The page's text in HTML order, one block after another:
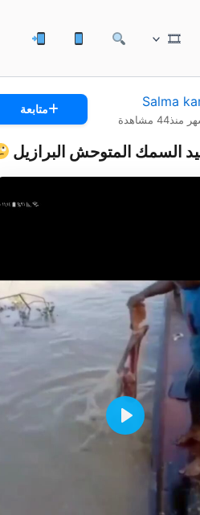
🎞
Salma
44 مشاهدة
متابعة
السمك المتوحش البرازيل
Play